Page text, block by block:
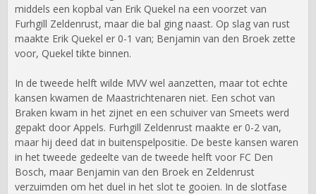
middels een kopbal van Erik Quekel na een voorzet van
Furhgill Zeldenrust, maar die bal ging naast. Op slag van rust
maakte Erik Quekel er 0-1 van; Benjamin van den Broek zette
voor, Quekel tikte binnen.
In de tweede helft wilde MVV wel aanzetten, maar tot echte
kansen kwamen de Maastrichtenaren niet. Een schot van
Braken kwam in het zijnet en een schuiver van Smeets werd
gepakt door Appels. Furhgill Zeldenrust maakte er 0-2 van,
maar hij deed dat in buitenspelpositie. De beste kansen waren
in het tweede gedeelte van de tweede helft voor FC Den
Bosch, maar Benjamin van den Broek en Zeldenrust
verzuimden om het duel in het slot te gooien. In de slotfase